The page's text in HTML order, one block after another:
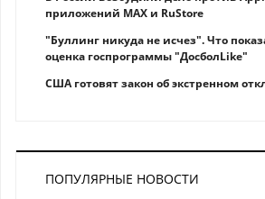
приложений MAX и RuStore
"Буллинг никуда не исчез". Что
оценка госпрограммы "ДосболLike"
США готовят закон об экстренном
ПОПУЛЯРНЫЕ НОВОСТИ